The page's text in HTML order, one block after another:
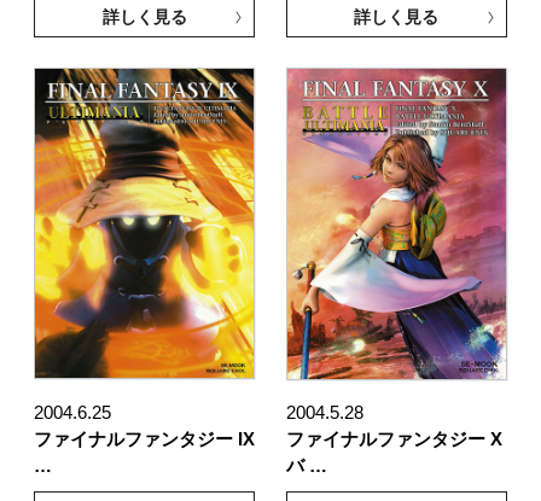
詳しく見る 詳しく見る
2004.6.25
ファイナルファンタジー IX
…
2004.5.28
ファイナルファンタジー X
バ …